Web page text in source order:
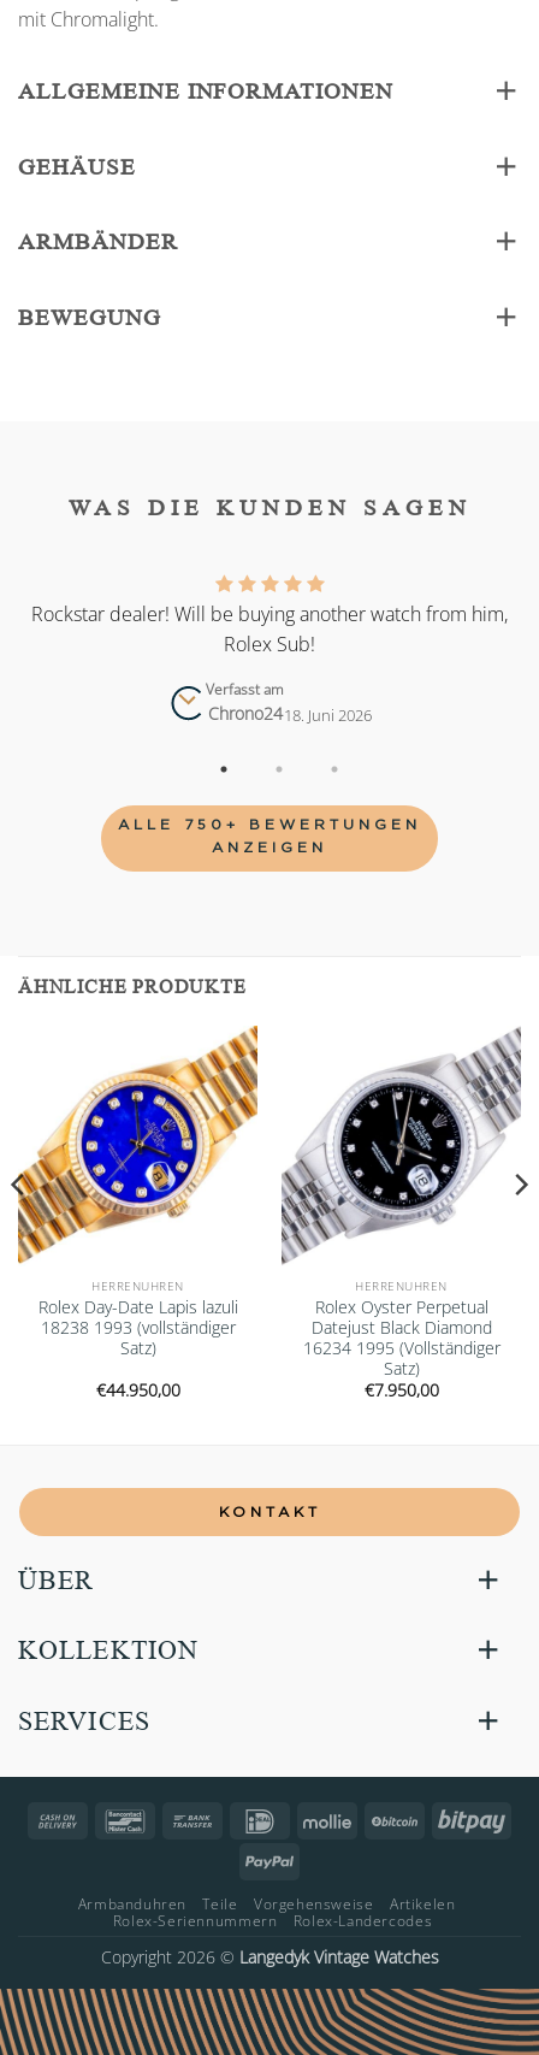
mit Chromalight.
ALLGEMEINE INFORMATIONEN
GEHÄUSE
ARMBÄNDER
BEWEGUNG
WAS DIE KUNDEN SAGEN
Rockstar dealer! Will be buying another watch from him,
Rolex Sub!
Verfasst am
Chrono2418. Juni 2026
ALLE 750+ BEWERTUNGEN
ANZEIGEN
ÄHNLICHE PRODUKTE
Add to
wishlist
HERRENUHREN
Rolex Day-Date Lapis lazuli
18238 1993 (vollständiger
Satz)
€44.950,00
Add to
wishlist
HERRENUHREN
Rolex Oyster Perpetual
Datejust Black Diamond
16234 1995 (Vollständiger
Satz)
€7.950,00
KONTAKT
ÜBER
KOLLEKTION
SERVICES
Cash
Bancontact Bank
IDeal Mollie BitCoin
PayPal
Armbanduhren Teile Vorgehensweise
Artikelen
Rolex-Seriennummern
Rolex-Landercodes
Copyright 2026 © Langedyk Vintage Watches